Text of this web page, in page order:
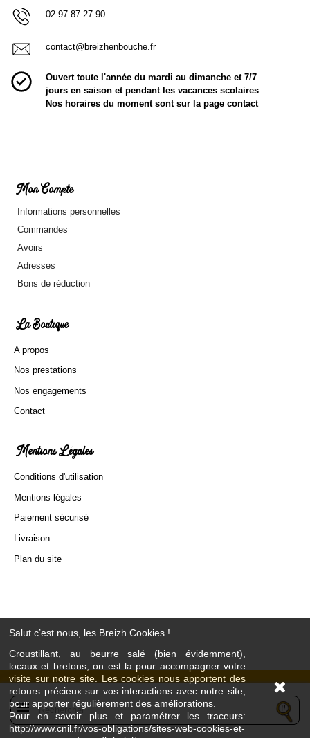
02 97 87 27 90
contact@breizhenbouche.fr
Ouvert toute l'année du mardi au dimanche et 7/7
jours en saison et pendant les vacances scolaires
Nos horaires du moment sont sur la page contact
Mon Compte
Informations personnelles
Commandes
Avoirs
Adresses
Bons de réduction
La Boutique
A propos
Nos prestations
Nos engagements
Contact
Mentions Légales
Conditions d'utilisation
Mentions légales
Paiement sécurisé
Livraison
Plan du site
L’abus d’alcool est dangereux pour la santé - À consommer avec modération
menu
Salut c’est nous, les Breizh Cookies !
Croustillant, au beurre salé (bien évidemment),
locaux et bretons, on est la pour accompagner votre
visite sur notre site. Les cookies nous apportent des
retours précieux sur vos interactions avec notre site,
pour apporter régulièrement des améliorations.
Pour en savoir plus et paramétrer les traceurs:
http://www.cnil.fr/vos-obligations/sites-web-cookies-et-